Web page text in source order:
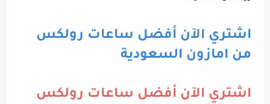
اشتري الآن أفضل ساعات رولكس
من امازون السعودية
اشتري الآن أفضل ساعات رولكس